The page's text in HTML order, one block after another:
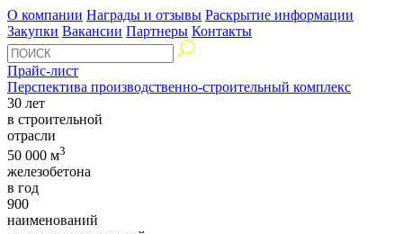
О компании Награды и отзывы Раскрытие информации
Закупки Вакансии Партнеры Контакты
Прайс-лист
Перспектива производственно-строительный комплекс
30 лет
в строительной
отрасли
50 000 м3
железобетона
в год
900
наименований